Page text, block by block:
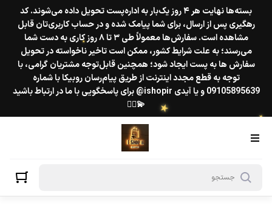
بسته‌ها نهایت هر ۴ روز یک‌بار به اداره‌پست تحویل داده می‌شوند. کد
رهگیری پس از ارسال، برای شما پیامک شده و در حساب کاربری‌تان قابل
مشاهده است. سفارش‌ها معمولاً طی ۳ تا ۸ روز کاری به دست شما
می‌رسند؛ به علت شرایط کشور، ممکن است تاخیر ناخواسته در تحویل
سفارش ها به پست ایجاد شود؛ همچنین قابل‌توجه مشتریان گرامی، با
توجه به قطع مجدد اینترنت از طریق پیام‌رسان روبیکا با شماره
09105895639 و یا آیدی ishopir@ برای پاسخگویی با ما در ارتباط باشید
💫❤️‍🔥
★